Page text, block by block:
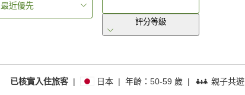
最近優先
評分等級
已核實入住旅客 | 日本 | 年齡：50-59 歲 | 親子共遊